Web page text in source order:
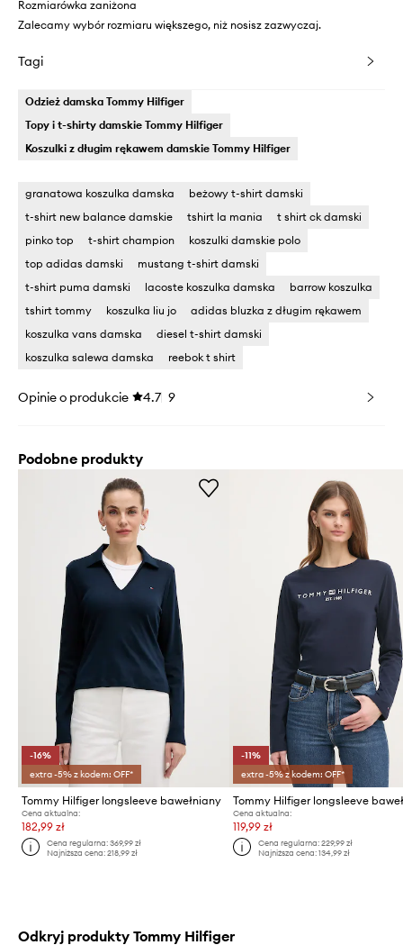
Rozmiarówka zaniżona
Zalecamy wybór rozmiaru większego, niż nosisz zazwyczaj.
Tagi
Odzież damska Tommy Hilfiger
Topy i t-shirty damskie Tommy Hilfiger
Koszulki z długim rękawem damskie Tommy Hilfiger
granatowa koszulka damska
beżowy t-shirt damski
t-shirt new balance damskie
tshirt la mania
t shirt ck damski
pinko top
t-shirt champion
koszulki damskie polo
top adidas damski
mustang t-shirt damski
t-shirt puma damski
lacoste koszulka damska
barrow koszulka
tshirt tommy
koszulka liu jo
adidas bluzka z długim rękawem
koszulka vans damska
diesel t-shirt damski
koszulka salewa damska
reebok t shirt
Opinie o produkcie 4.7 9
Podobne produkty
-16%
extra -5% z kodem: OFF*
Tommy Hilfiger longsleeve bawełniany
Cena aktualna:
182,99 zł
Cena regularna:369,99 zł
Najniższa cena:218,99 zł
-11%
extra -5% z kodem: OFF*
Tommy Hilfiger longsleeve
Cena aktualna:
119,99 zł
Cena regularna: 229,99 zł
Najniższa cena: 134,99 zł
Odkryj produkty Tommy Hilfiger